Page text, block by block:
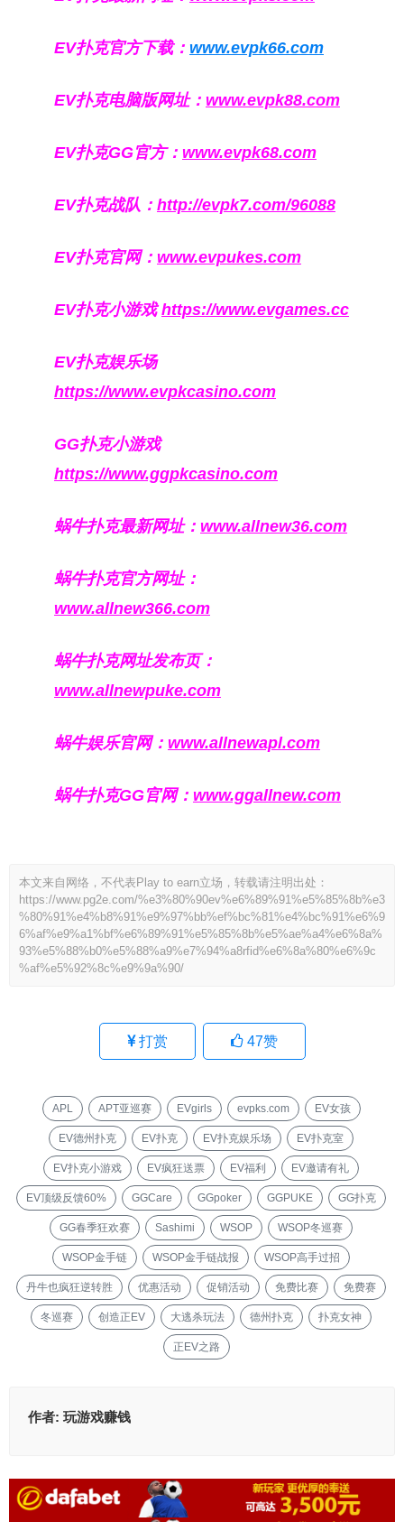
EV扑克官方下载： www.evpk66.com
EV扑克电脑版网址： www.evpk88.com
EV扑克GG官方： www.evpk68.com
EV扑克战队： http://evpk7.com/96088
EV扑克官网： www.evpukes.com
EV扑克小游戏https://www.evgames.cc
EV扑克娱乐场
https://www.evpkcasino.com
GG扑克小游戏
https://www.ggpkcasino.com
蜗牛扑克最新网址： www.allnew36.com
蜗牛扑克官方网址：
www.allnew366.com
蜗牛扑克网址发布页：
www.allnewpuke.com
蜗牛娱乐官网： www.allnewapl.com
蜗牛扑克GG官网： www.ggallnew.com
本文来自网络，不代表Play to earn立场，转载请注明出处：
https://www.pg2e.com/%e3%80%90ev%e6%89%91%e5%85%8b%e3
%80%91%e4%b8%91%e9%97%bb%ef%bc%81%e4%bc%91%e6%9
6%af%e9%a1%bf%e6%89%91%e5%85%8b%e5%ae%a4%e6%8a%
93%e5%88%b0%e5%88%a9%e7%94%a8rfid%e6%8a%80%e6%9c
%af%e5%92%8c%e9%9a%90/
打赏 47赞
APL APT亚巡赛 EVgirls evpks.com EV女孩
EV德州扑克 EV扑克 EV扑克娱乐场 EV扑克室
EV扑克小游戏 EV疯狂送票 EV福利 EV邀请有礼
EV顶级反馈60% GGCare GGpoker GGPUKE GG扑克
GG春季狂欢赛 Sashimi WSOP WSOP冬巡赛
WSOP金手链 WSOP金手链战报 WSOP高手过招
丹牛也疯狂逆转胜 优惠活动 促销活动 免费比赛 免费赛
冬巡赛 创造正EV 大逃杀玩法 德州扑克 扑克女神
正EV之路
作者: 玩游戏赚钱